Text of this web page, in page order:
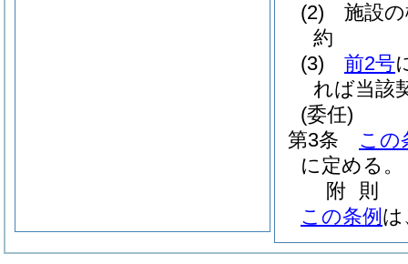
(2)
施設
約
(3)
前2号
れば当該
(委任)
第3条
この
に定める。
附 則
この条例 は